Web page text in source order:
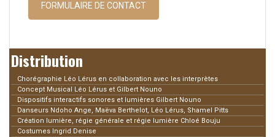
FORMULAIRE DE CONTACT
Distribution
Chorégraphie Léo Lérus en collaboration avec les interprètes
Concept Musical Léo Lérus et Gilbert Nouno
Dispositifs interactifs sonores et lumières Gilbert Nouno
Danseurs Ndoho Ange, Maëva Berthelot, Léo Lérus, Shamel Pitts
Création lumière, régie générale et régie lumière Chloé Bouju
Costumes Ingrid Denise